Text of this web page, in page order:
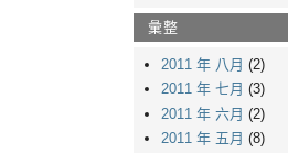
彙整
2011 年 八月 (2)
2011 年 七月 (3)
2011 年 六月 (2)
2011 年 五月 (8)